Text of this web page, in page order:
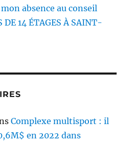
absence au conseil
DE 14 ÉTAGES À SAINT-
Complexe multisport : il
en 2022 dans